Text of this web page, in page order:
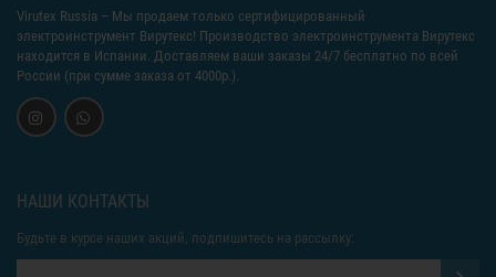
Virutex Russia – Мы продаем только сертифицированный
электроинструмент Вирутекс! Производство электроинструмента Вирутекс
находится в Испании. Доставляем ваши заказы 24/7 бесплатно по всей
России (при сумме заказа от 4000р.).
НАШИ КОНТАКТЫ
Будьте в курсе наших акций, подпишитесь на рассылку: